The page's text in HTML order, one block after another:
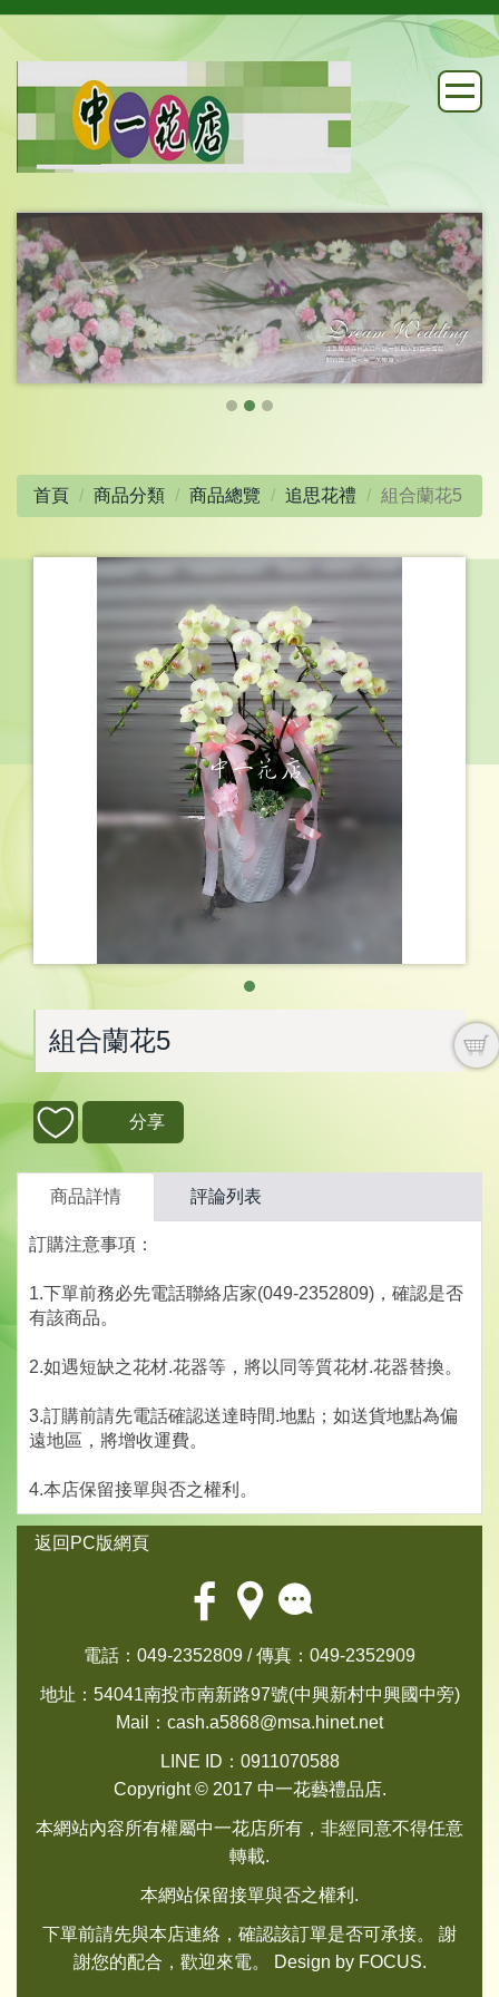
首頁 商品分類 商品總覽 追思花禮 組合蘭花5
組合蘭花5
分享
商品詳情 評論列表
訂購注意事項：
1.下單前務必先電話聯絡店家(049-2352809)，確認是否
有該商品。
2.如遇短缺之花材.花器等，將以同等質花材.花器替換。
3.訂購前請先電話確認送達時間.地點；如送貨地點為偏
遠地區，將增收運費。
4.本店保留接單與否之權利。
返回PC版網頁
電話：049-2352809 / 傳真：049-2352909
地址：54041南投市南新路97號(中興新村中興國中旁)
Mail： cash.a5868@msa.hinet.net
LINE ID：0911070588
Copyright © 2017 中一花藝禮品店.
本網站內容所有權屬中一花店所有，非經同意不得任意
轉載.
本網站保留接單與否之權利.
下單前請先與本店連絡，確認該訂單是否可承接。 謝
謝您的配合，歡迎來電。 Design by FOCUS.